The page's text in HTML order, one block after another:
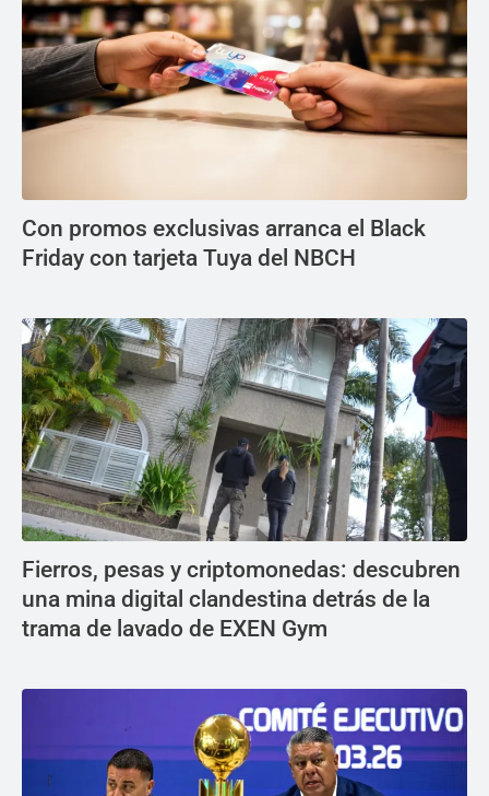
Con promos exclusivas arranca el Black
Friday con tarjeta Tuya del NBCH
Fierros, pesas y criptomonedas: descubren
una mina digital clandestina detrás de la
trama de lavado de EXEN Gym